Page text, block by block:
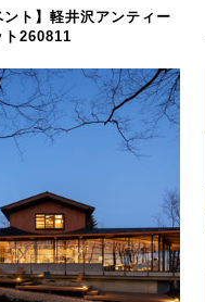
ント】軽井沢アンティー
ト260811